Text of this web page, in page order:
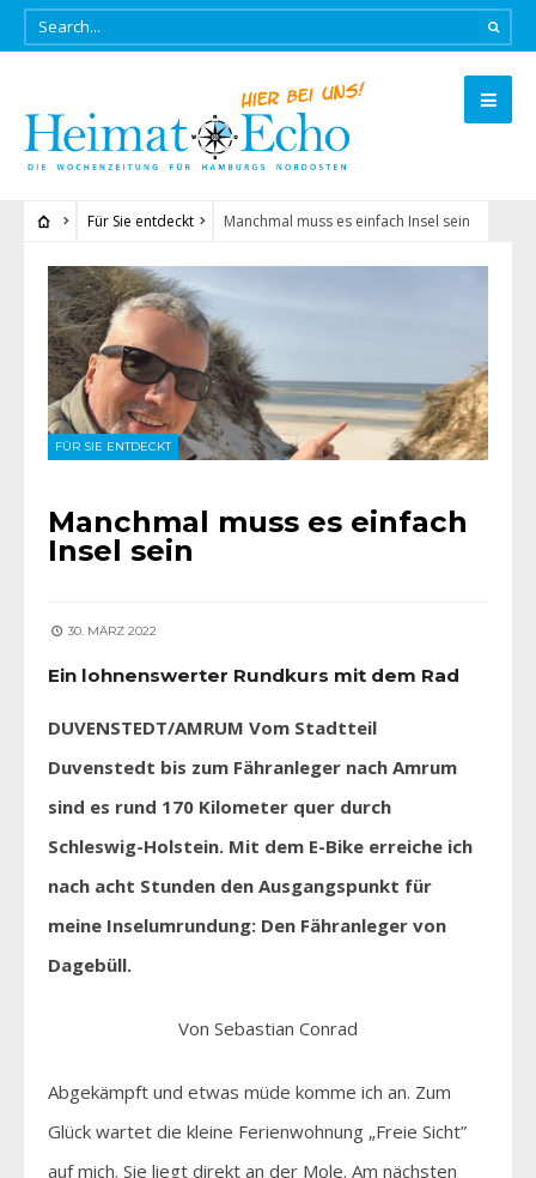
Für Sie entdeckt Manchmal muss es einfach Insel sein
FÜR SIE ENTDECKT
Manchmal muss es einfach
Insel sein
30. MÄRZ 2022
Ein lohnenswerter Rundkurs mit dem Rad
DUVENSTEDT/AMRUM Vom Stadtteil
Duvenstedt bis zum Fähranleger nach Amrum
sind es rund 170 Kilometer quer durch
Schleswig-Holstein. Mit dem E-Bike erreiche ich
nach acht Stunden den Ausgangspunkt für
meine Inselumrundung: Den Fähranleger von
Dagebüll.
Von Sebastian Conrad
Abgekämpft und etwas müde komme ich an. Zum
Glück wartet die kleine Ferienwohnung „Freie Sicht”
auf mich. Sie liegt direkt an der Mole. Am nächsten